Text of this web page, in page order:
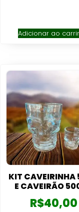
Adicionar ao
KIT CAVEIRINHA
E CAVEIRÃO
R$40,00